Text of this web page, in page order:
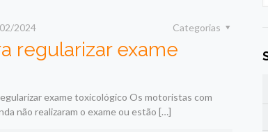
2024 Categorias
regularizar exame
exame toxicológico Os motoristas com
não realizaram o exame ou estão […]